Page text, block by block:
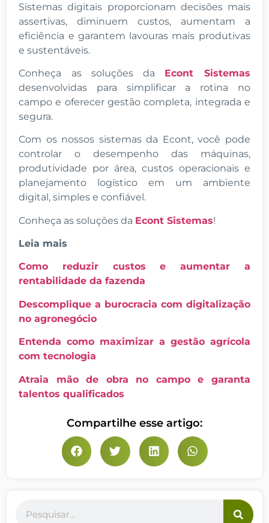
Sistemas digitais proporcionam decisões mais
assertivas, diminuem custos, aumentam a
eficiência e garantem lavouras mais produtivas
e sustentáveis.
Conheça as soluções da Econt Sistemas
desenvolvidas para simplificar a rotina no
campo e oferecer gestão completa, integrada e
segura.
Com os nossos sistemas da Econt, você pode
controlar o desempenho das máquinas,
produtividade por área, custos operacionais e
planejamento logístico em um ambiente
digital, simples e confiável.
Conheça as soluções da Econt Sistemas!
Leia mais
Como reduzir custos e aumentar a
rentabilidade da fazenda
Descomplique a burocracia com digitalização
no agronegócio
Entenda como maximizar a gestão agrícola
com tecnologia
Atraia mão de obra no campo e garanta
talentos qualificados
Compartilhe esse artigo: